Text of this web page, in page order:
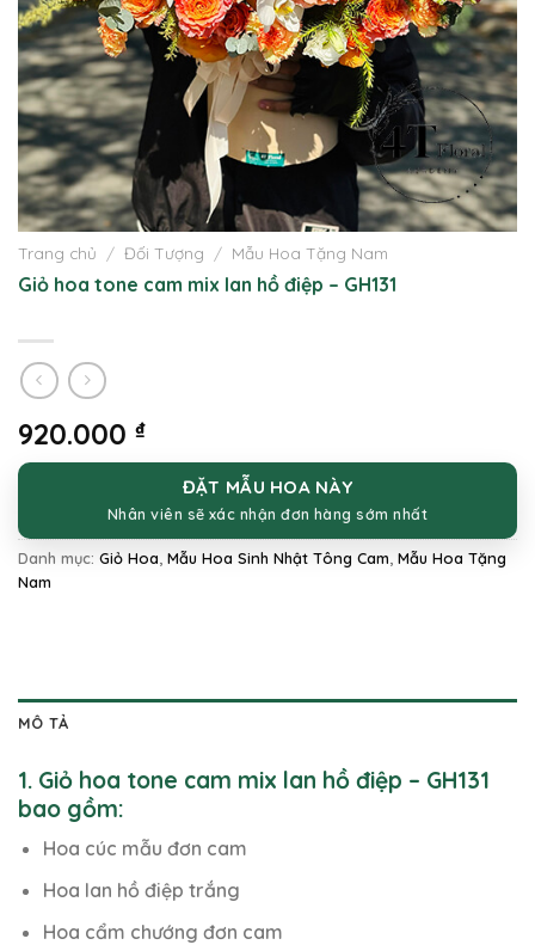
Trang chủ / Đối Tượng / Mẫu Hoa Tặng Nam
Giỏ hoa tone cam mix lan hồ điệp – GH131
920.000 ₫
ĐẶT MẪU HOA NÀY
Nhân viên sẽ xác nhận đơn hàng sớm nhất
Danh mục: Giỏ Hoa Mẫu Hoa Sinh Nhật Tông Cam Mẫu Hoa Tặng
Nam
MÔ TẢ
1. Giỏ hoa tone cam mix lan hồ điệp – GH131
bao gồm:
Hoa cúc mẫu đơn cam
Hoa lan hồ điệp trắng
Hoa cẩm chướng đơn cam